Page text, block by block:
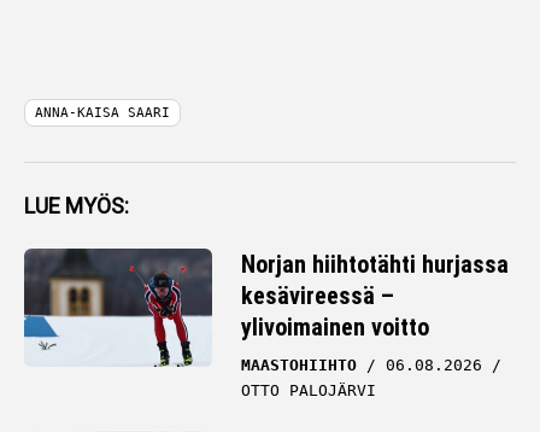
ANNA-KAISA SAARI
LUE MYÖS:
Norjan hiihtotähti hurjassa
kesävireessä –
ylivoimainen voitto
MAASTOHIIHTO
06.08.2026
OTTO PALOJÄRVI